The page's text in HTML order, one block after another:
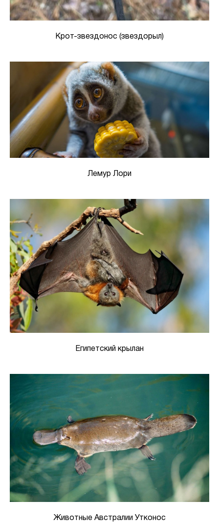
Крот-звездонос (звездорыл)
Лемур Лори
Египетский крылан
Животные Австралии Утконос